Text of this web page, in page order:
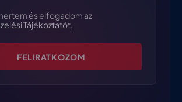
és elfogadom az
Tájékoztatót.
FELIRATKOZOM